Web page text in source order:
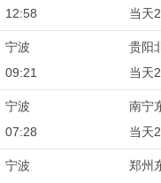
12:58 当天
宁波
贵阳
09:21 当天
宁波
南宁
07:28 当天
宁波
郑州